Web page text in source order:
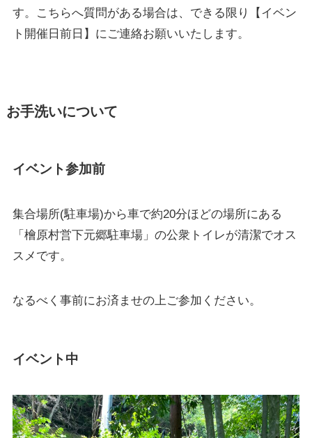
す。こちらへ質問がある場合は、できる限り【イベン
ト開催日前日】にご連絡お願いいたします。
お手洗いについて
イベント参加前
集合場所(駐車場)から車で約20分ほどの場所にある
「檜原村営下元郷駐車場」の公衆トイレが清潔でオス
スメです。
なるべく事前にお済ませの上ご参加ください。
イベント中